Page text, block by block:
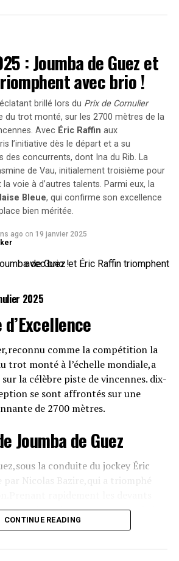
physique et bénéficiant d’une
sa dernière course, il pourrait bien
(904)
deuxième lors de son retour sur la
chances de briller s’il reproduit
3 – Vincennes
à 13h50)
(307)
d’attentes lors de sa dernière
quelques arduousés. Il mérite
avec confiance.
(709)
lors de son dernier essai,elle se
belle opportunité pour renouer
: Joumba de Guez et
avec brio !
brillé lors du Prix de Cornulier
du trot monté, sur les 2700 mètres de la
Avec Éric Raffin aux
l’initiative dès le départ et a su
des concurrents, dont Ina du Rib. La
de Vau, initialement troisième pour
voie à d’autres talents. Parmi eux, la
Bleue, qui confirme son excellence
bien méritée.
ago on 19 janvier 2025
2025
comme la compétition la
trot monté à l’échelle mondiale,a
la célèbre piste de vincennes. dix-
se sont affrontés sur une
de 2700 mètres.
Joumba de Guez
la conduite du jockey Éric
Nicolas Bazire,qui a triomphé
a su maintenir son avance avec brio
les assauts des
de l’année précédente.
CONTINUE READING